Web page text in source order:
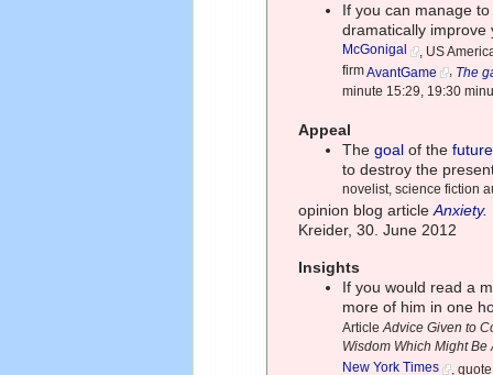
If you can manage
dramatically
McGonigal
, US
firmAvantGame , The
minute 15:29, 19:30
Appeal
Thegoal of thefuture
to destroy the
novelist, science fiction
opinion blog article
Kreider, 30. June 2012
Insights
If you would read a
more of him in one
ArticleAdvice Given to
Wisdom Which Might
New York Times
,